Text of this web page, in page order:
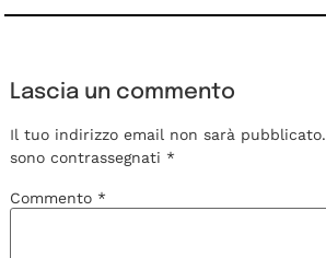
Lascia un commento
Il tuo indirizzo email non sarà pubblicato.
sono contrassegnati *
Commento *